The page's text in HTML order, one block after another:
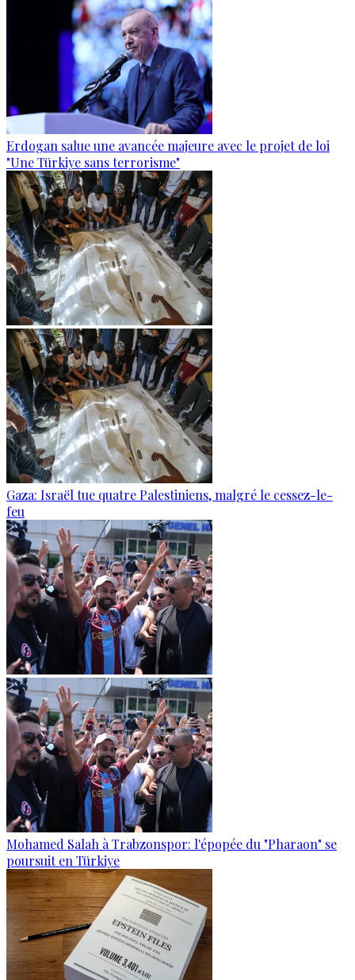
Erdogan salue une avancée majeure avec le projet de loi
"Une Türkiye sans terrorisme"
Gaza: Israël tue quatre Palestiniens, malgré le cessez-le-
feu
Mohamed Salah à Trabzonspor: l'épopée du "Pharaon" se
poursuit en Türkiye